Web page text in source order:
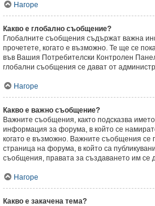
Нагоре
Какво е глобално съобщение?
Глобалните съобщения съдържат важна
прочетете, когато е възможно. Те ще се
във Вашия Потребителски Контролен
глобални съобщения се дават от
Нагоре
Какво е важно съобщение?
Важните съобщения, както подсказва
информация за форума, в който се
когато е възможно. Важните съобщения се
страница на форума, в който са
съобщения, правата за създаването им се
Нагоре
Какво е закачена тема?